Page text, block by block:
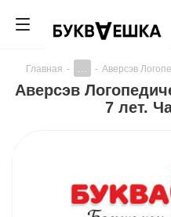
Главная - - Аверсэв
Аверсэв
7 лет.